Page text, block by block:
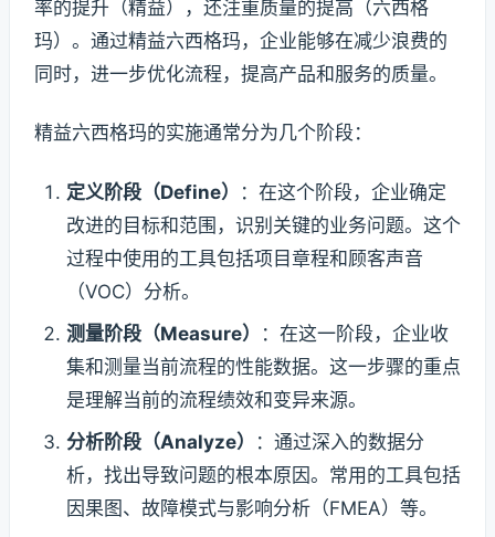
率的提升（精益），还注重质量的提高（六西格
玛）。通过精益六西格玛，企业能够在减少浪费的
同时，进一步优化流程，提高产品和服务的质量。
精益六西格玛的实施通常分为几个阶段：
定义阶段（Define）
：在这个阶段，企业确定
改进的目标和范围，识别关键的业务问题。这个
过程中使用的工具包括项目章程和顾客声音
（VOC）分析。
测量阶段（Measure）
：在这一阶段，企业收
集和测量当前流程的性能数据。这一步骤的重点
是理解当前的流程绩效和变异来源。
分析阶段（Analyze）
：通过深入的数据分
析，找出导致问题的根本原因。常用的工具包括
因果图、故障模式与影响分析（FMEA）等。